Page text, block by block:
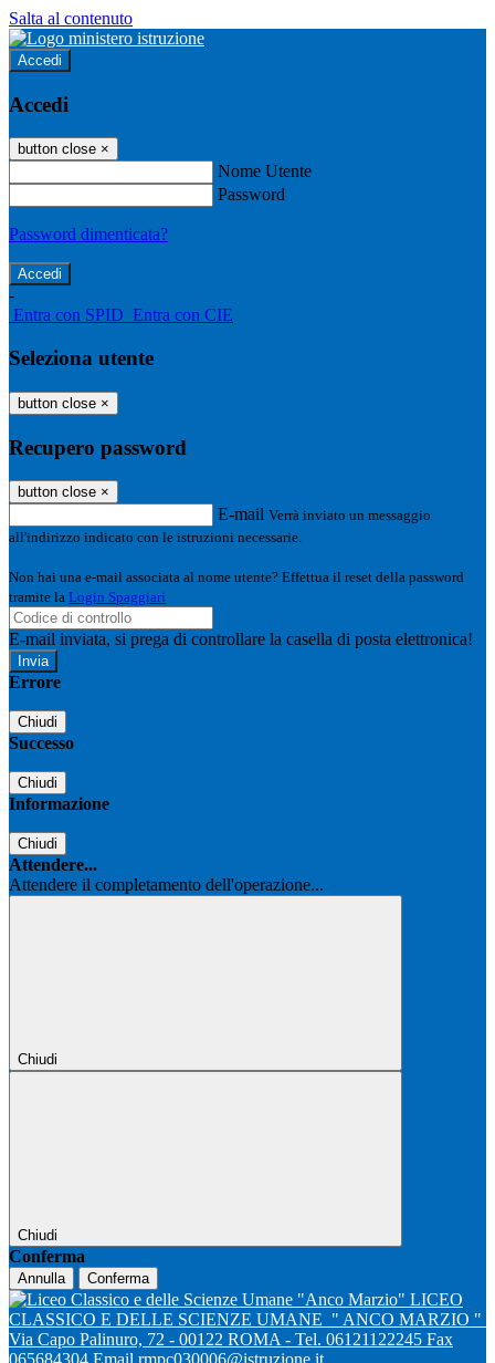
Salta al contenuto
Accedi
Accedi
button close ×
Nome Utente
Password
Password dimenticata?
-
Entra con SPID Entra con CIE
Seleziona utente
button close ×
Recupero password
button close ×
E-mail Verrà inviato un messaggio
all'indirizzo indicato con le istruzioni necessarie.
Non hai una e-mail associata al nome utente? Effettua il reset della password
tramite la Login Spaggiari
E-mail inviata, si prega di controllare la casella di posta elettronica!
Errore
Chiudi
Successo
Chiudi
Informazione
Chiudi
Attendere...
Attendere il completamento dell'operazione...
Chiudi
Chiudi
Conferma
Annulla Conferma
LICEO
CLASSICO E DELLE SCIENZE UMANE " ANCO MARZIO "
Via Capo Palinuro, 72 - 00122 ROMA - Tel. 06121122245 Fax